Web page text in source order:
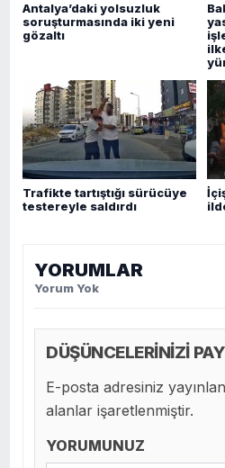
Antalya’daki yolsuzluk
soruşturmasında iki yeni
gözaltı
Trafikte tartıştığı sürücüye
testereyle saldırdı
YORUMLAR
Yorum Yok
DÜŞÜNCELERİNİZİ
E-posta adresiniz
alanlar işaretlenmiştir.
YORUMUNUZ